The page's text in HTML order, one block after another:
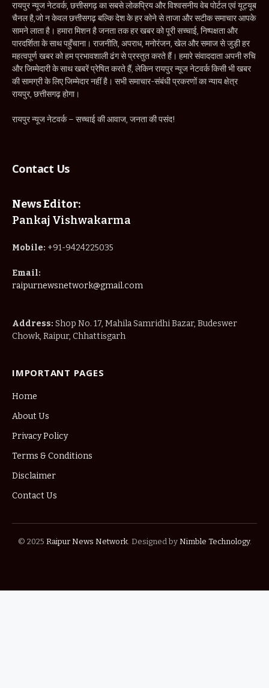
रायपुर न्यूज नेटवर्क, छत्तीसगढ़ का सबसे लोकप्रिय और विश्वसनीय वेब पोर्टल एवं यूट्यूब
चैनल है,जो न केवल छत्तीसगढ़ बल्कि देश के हर कोने से ताजा और सटीक समाचार आपके
सामने लाता है। हमारा मिशन है जनता तक हर खबर को पूरी सच्चाई, निष्पक्षता और
पारदर्शिता के साथ पहुँचाना। राजनीति, अपराध, मनोरंजन, खेल और समाज से जुड़ी हर
महत्वपूर्ण खबर को हम प्रभावशाली ढंग से प्रस्तुत करते हैं। हमारे संवाददाता अपनी रुचि
और जिम्मेदारी के साथ खबरें प्रेषित करते हैं, लेकिन रायपुर न्यूज नेटवर्क किसी भी खबर
की सामग्री के लिए जिम्मेदार नहीं है। सभी समाचार-संबंधी प्रकरणों का न्याय क्षेत्र
रायपुर, छत्तीसगढ़ होगा।
रायपुर न्यूज नेटवर्क – सच्चाई की आवाज, जनता की पसंद!
Contact Us
News Editor:
Pankaj Vishwakarma
Mobile: +91-9424225035
Email:
raipurnewsnetwork@gmail.com
Address: Shop No. 17, Mahila Samridhi Bazar, Budeswer
Chowk, Raipur, Chhattisgarh
IMPORTANT PAGES
Home
About Us
Privacy Policy
Terms & Conditions
Disclaimer
Contact Us
© 2025 Raipur News Network. Designed by Nimble Technology.